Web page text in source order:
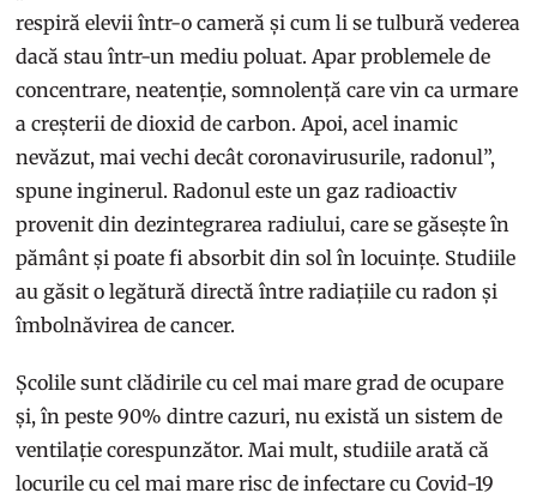
respiră elevii într-o cameră și cum li se tulbură vederea
dacă stau într-un mediu poluat. Apar problemele de
concentrare, neatenție, somnolență care vin ca urmare
a creșterii de dioxid de carbon. Apoi, acel inamic
nevăzut, mai vechi decât coronavirusurile, radonul”,
spune inginerul. Radonul este un gaz radioactiv
provenit din dezintegrarea radiului, care se găsește în
pământ și poate fi absorbit din sol în locuințe. Studiile
au găsit o legătură directă între radiațiile cu radon și
îmbolnăvirea de cancer.
Școlile sunt clădirile cu cel mai mare grad de ocupare
și, în peste 90% dintre cazuri, nu există un sistem de
ventilație corespunzător. Mai mult, studiile arată că
locurile cu cel mai mare risc de infectare cu Covid-19